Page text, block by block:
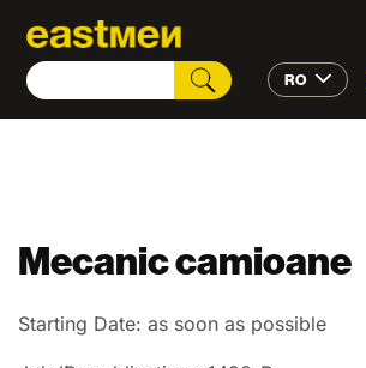
RO
Mecanic camioane
Starting Date: as soon as possible